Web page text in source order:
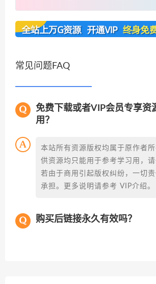
常见问题FAQ
免费下载或者VIP会员专享资
用？
本站所有资源版权均属于原作者
供资源均只能用于参考学习用，请
若由于商用引起版权纠纷，一切
承担。更多说明请参考 VIP介绍。
购买后链接永久有效吗？